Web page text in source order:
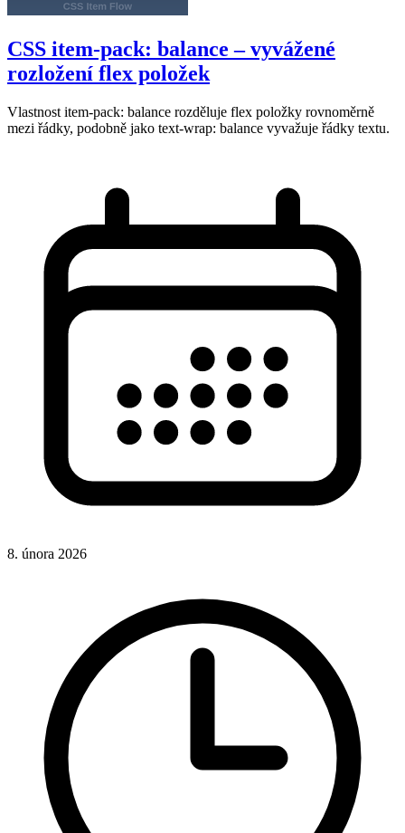
CSS item-pack: balance – vyvážené
rozložení flex položek
Vlastnost item-pack: balance rozděluje flex položky rovnoměrně
mezi řádky, podobně jako text-wrap: balance vyvažuje řádky textu.
8. února 2026